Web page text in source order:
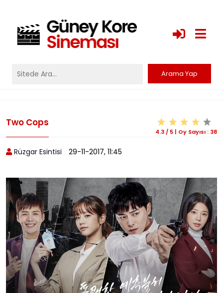
Two Cops
4.3 / 5 | Oy Sayısı : 38
Rüzgar Esintisi 29-11-2017, 11:45